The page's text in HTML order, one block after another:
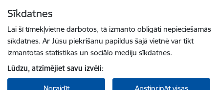
Sīkdatnes
Lai šī tīmekļvietne darbotos, tā izmanto obligāti nepieciešamās
sīkdatnes. Ar Jūsu piekrišanu papildus šajā vietnē var tikt
izmantotas statistikas un sociālo mediju sīkdatnes.
Lūdzu, atzīmējiet savu izvēli: